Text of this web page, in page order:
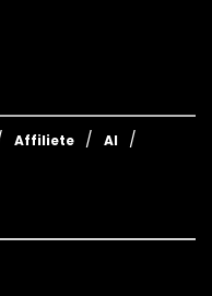
Affiliete
AI